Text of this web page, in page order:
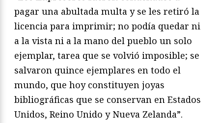
pagar una abultada multa y se les retiró la
licencia para imprimir; no podía quedar ni
a la vista ni a la mano del pueblo un solo
ejemplar, tarea que se volvió imposible; se
salvaron quince ejemplares en todo el
mundo, que hoy constituyen joyas
bibliográficas que se conservan en Estados
Unidos, Reino Unido y Nueva Zelanda”.